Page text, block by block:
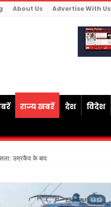
About Us Advertise With Us
राज्य खबरें देश विदेश
उम्रकैद के बाद मृत्यु तक जेल में रखने की